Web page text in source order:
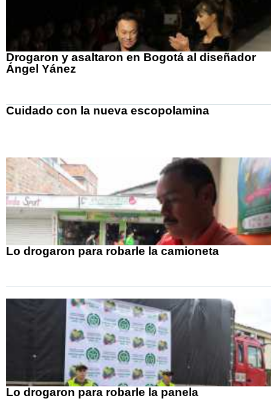
Drogaron y asaltaron en Bogotá al diseñador
Ángel Yánez
Cuidado con la nueva escopolamina
Lo drogaron para robarle la camioneta
Lo drogaron para robarle la panela